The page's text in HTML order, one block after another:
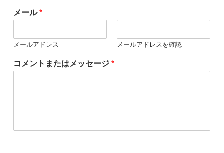
メール*
メールアドレス メールアドレスを確認
コメントまたはメッセージ *